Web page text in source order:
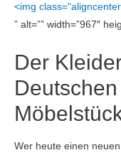
<img
” alt=”” width=”967″
Der
Wer heute einen neuen